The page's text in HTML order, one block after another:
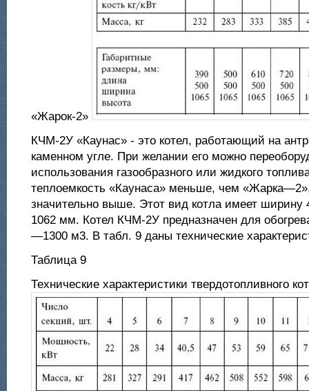
«Жарок-2»
КЧМ-2У «Каунас» - это котел, работающий на
каменном угле. При желании его можно
использования газообразного или жидкого
теплоемкость «Каунаса» меньше, чем
значительно выше. Этот вид котла имеет
1062 мм. Котел КЧМ-2У предназначен для
—1300 м3. В табл. 9 даны технические
Таблица 9
Технические характеристики твердотопливного